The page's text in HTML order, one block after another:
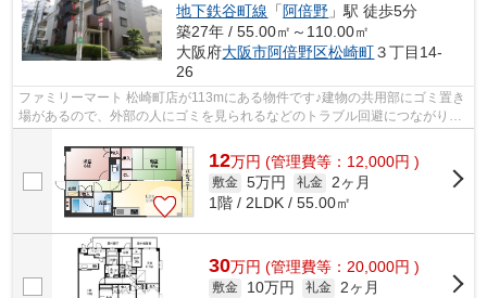
地下鉄谷町線 「阿倍野 」駅 徒歩5分
築27年 / 55.00㎡～110.00㎡
大阪府大阪市阿倍野区松崎町３丁目14-
26
ファミリーマート 松崎町店が113mにある物件です♪建物の共用部にゴミ置き
場があるので、外部の人にゴミを見られるなどのトラブル回避につながりま
12万円 (管理費等：12,000円 )
敷金 5万円 礼金
2ヶ月
1階 / 2LDK / 55.00㎡
30万円 (管理費等：20,000円 )
敷金 10万円 礼金
2ヶ月